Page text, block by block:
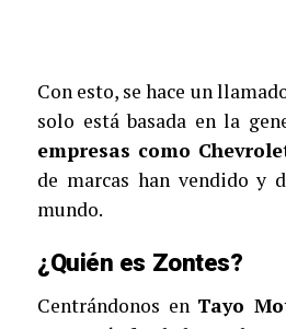
Con esto, se hace un
solo está basada en la
empresas como
de marcas han vendido y
mundo.
¿Quién es Zontes?
Centrándonos en Tayo